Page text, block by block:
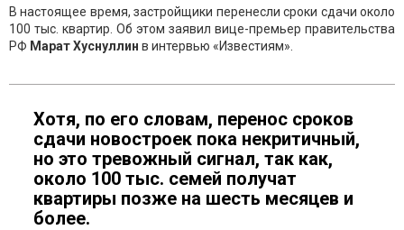
В настоящее время, застройщики перенесли сроки сдачи около
100 тыс. квартир. Об этом заявил вице-премьер правительства
РФ Марат Хуснуллин в интервью «Известиям».
Хотя, по его словам, перенос сроков
сдачи новостроек пока некритичный,
но это тревожный сигнал, так как,
около 100 тыс. семей получат
квартиры позже на шесть месяцев и
более.